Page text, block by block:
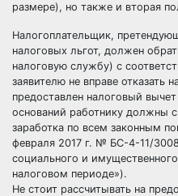
размере), но также и вторая
Налогоплательщик,
налоговых льгот, должен
налоговую службу) с
заявителю не вправе отказать
предоставлен налоговый
оснований работнику должны
заработка по всем законным
февраля 2017 г. № БС-4-11/
социального и
налоговом периоде»).
Не стоит рассчитывать на